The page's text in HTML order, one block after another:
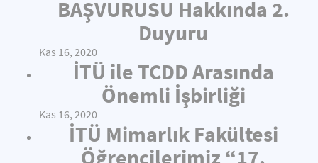
BAŞVURUSU Hakkında 2.
Duyuru
Kas 16, 2020
İTÜ ile TCDD Arasında
Önemli İşbirliği
Kas 16, 2020
İTÜ Mimarlık Fakültesi
Öğrencilerimiz “17.